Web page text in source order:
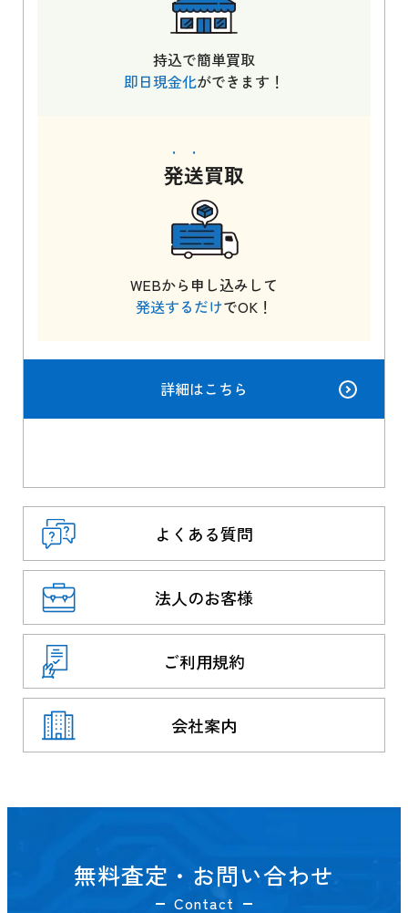
持込で簡単買取
即日現金化ができます！
発送買取
WEBから申し込みして
発送するだけでOK！
詳細はこちら
よくある質問
法人のお客様
ご利用規約
会社案内
無料査定・お問い合わせ
Contact